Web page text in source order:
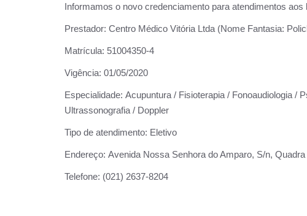
Informamos o novo credenciamento para atendimentos aos
Prestador: Centro Médico Vitória Ltda (Nome Fantasia:
Matrícula: 51004350-4
Vigência: 01/05/2020
Especialidade: Acupuntura / Fisioterapia / Fonoaudiologia /
Ultrassonografia / Doppler
Tipo de atendimento: Eletivo
Endereço: Avenida Nossa Senhora do Amparo, S/n,
Telefone: (021) 2637-8204